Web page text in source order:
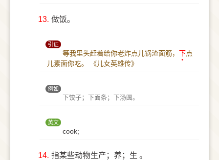
13. 做饭。
引证
等我里头赶着给你老炸点儿锅渣面筋， 下点
儿素面你吃。
《儿女英雄传》
例如
下饺子；下面条；下汤圆。
英文
cook;
14. 指某些动物生产；养；生 。